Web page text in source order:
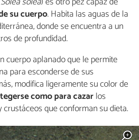
su cuerpo. Habita las aguas de la
donde se encuentra a un
de profundidad.
cuerpo aplanado que le permite
para esconderse de sus
modifica ligeramente su color de
como para cazarlos
que conforman su dieta.